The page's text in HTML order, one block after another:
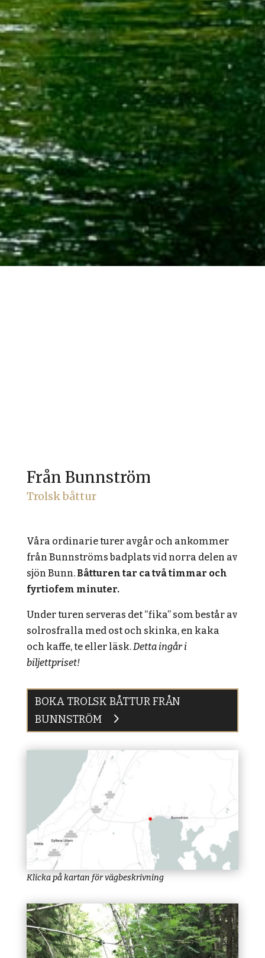
Från Bunnström
Trolsk båttur
Våra ordinarie turer avgår och ankommer
från Bunnströms badplats vid norra delen av
sjön Bunn. Båtturen tar ca två timmar och
fyrtiofem minuter.
Under turen serveras det “fika” som består av
solrosfralla med ost och skinka, en kaka
och kaffe, te eller läsk. Detta ingår i
biljettpriset!
BOKA TROLSK BÅTTUR FRÅN
BUNNSTRÖM
Klicka på kartan för vägbeskrivning